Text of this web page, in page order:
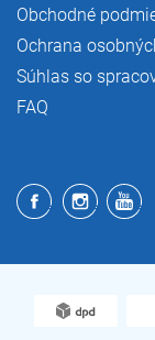
Obchodné
Ochrana
Súhlas so
FAQ